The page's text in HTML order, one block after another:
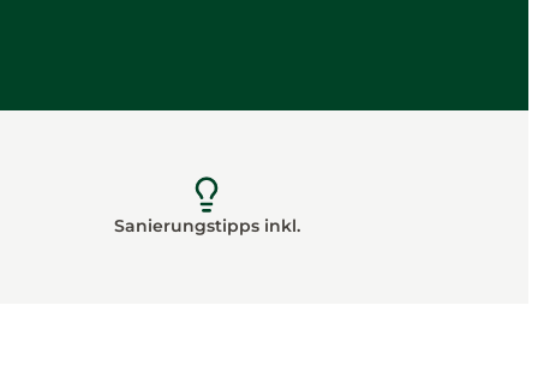
Sanierungstipps inkl.